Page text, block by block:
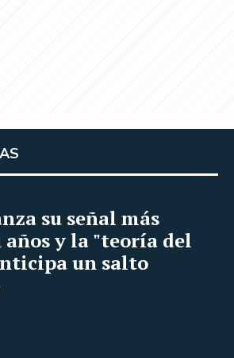
su señal más
y la "teoría del
un salto